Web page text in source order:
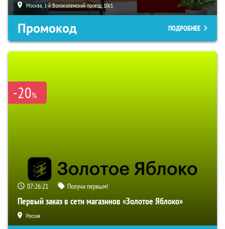
Москва, 1-й Волоколамский проезд, 10с1
Промокод ПОДРОБНЕЕ
-20%
07:26:20 Получи первым!
Первый заказ в сети магазинов «Золотое Яблоко»
Россия